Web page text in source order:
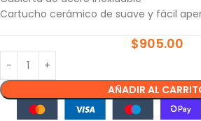
Cartucho cerámico de suave y fácil
$905.00
AÑADIR AL